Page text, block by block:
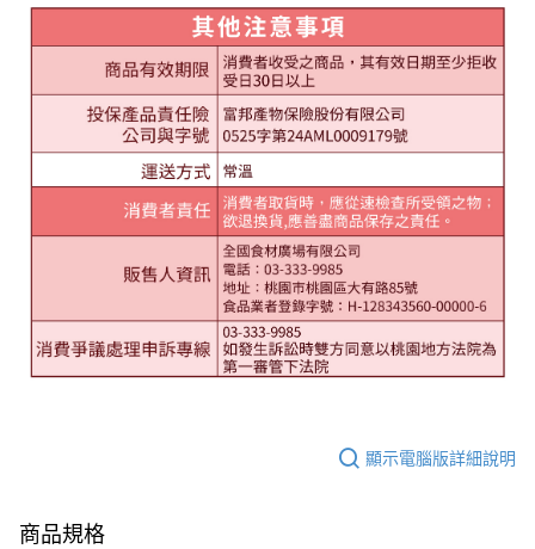
顯示電腦版詳細說明
商品規格